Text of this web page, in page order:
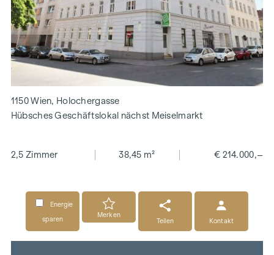
1150 Wien, Holochergasse
Hübsches Geschäftslokal nächst Meiselmarkt
2,5 Zimmer 38,45 m² € 214.000,–
Energie
sparen
Merken
Teilen
Kontakt